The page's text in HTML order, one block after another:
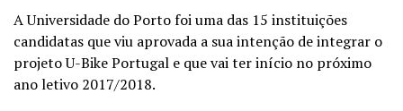
A Universidade do Porto foi uma das 15 instituições
candidatas que viu aprovada a sua intenção de integrar o
projeto U-Bike Portugal e que vai ter início no próximo
ano letivo 2017/2018.